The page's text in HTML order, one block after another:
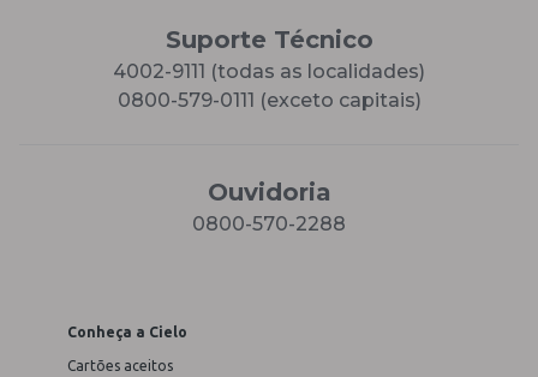
Suporte Técnico
4002-9111 (todas as localidades)
0800-579-0111 (exceto capitais)
Ouvidoria
0800-570-2288
Conheça a Cielo
Cartões aceitos